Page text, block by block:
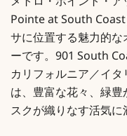
Pointe at South
サに位置する魅力的
ーです。901 South
カリフォルニア／イ
は、豊富な花々、緑
スクが織りなす活気に